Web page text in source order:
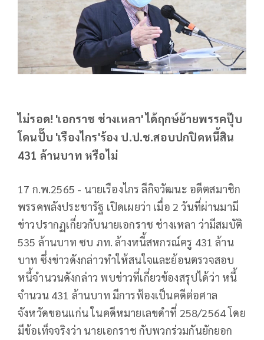
ไม่รอด! 'เอกราช ช่างเหลา' ได้ฤกษ์ย้ายพรรคปุ๊บ
โดนปั๊บ 'เรืองไกร'ร้อง ป.ป.ช.สอบปกปิดหนี้สิน
431 ล้านบาท หรือไม่
17 ก.พ.2565 - นายเรืองไกร ลีกิจวัฒนะ อดีตสมาชิก
พรรคพลังประชารัฐ เปิดเผยว่า เมื่อ 2 วันที่ผ่านมามี
ข่าวปรากฏเกี่ยวกับนายเอกราช ช่างเหลา ว่ามีสมบัติ
535 ล้านบาท ซบ ภท. ล้างหนี้สหกรณ์ครู 431 ล้าน
บาท ซึ่งข่าวดังกล่าวทำให้สนใจและย้อนตรวจสอบ
หนี้จำนวนดังกล่าว พบข่าวที่เกี่ยวข้องสรุปได้ว่า หนี้
จำนวน 431 ล้านบาท มีการฟ้องเป็นคดีต่อศาล
จังหวัดขอนแก่น ในคดีหมายเลขดำที่ 258/2564 โดย
มีข้อเท็จจริงว่า นายเอกราช กับพวกร่วมกันยักยอก